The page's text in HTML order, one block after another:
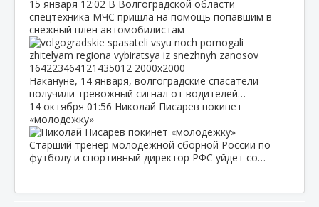
15 января 12:02 В Волгоградской области
спецтехника МЧС пришла на помощь попавшим в
снежный плен автомобилистам
Накануне, 14 января, волгоградские спасатели
получили тревожный сигнал от водителей…
14 октября 01:56 Николай Писарев покинет
«молодежку»
Старший тренер молодежной сборной России по
футболу и спортивный директор РФС уйдет со…